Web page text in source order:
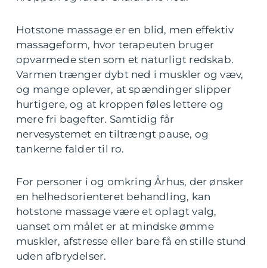
Hotstone massage er en blid, men effektiv
massageform, hvor terapeuten bruger
opvarmede sten som et naturligt redskab.
Varmen trænger dybt ned i muskler og væv,
og mange oplever, at spændinger slipper
hurtigere, og at kroppen føles lettere og
mere fri bagefter. Samtidig får
nervesystemet en tiltrængt pause, og
tankerne falder til ro.
For personer i og omkring Århus, der ønsker
en helhedsorienteret behandling, kan
hotstone massage være et oplagt valg,
uanset om målet er at mindske ømme
muskler, afstresse eller bare få en stille stund
uden afbrydelser.